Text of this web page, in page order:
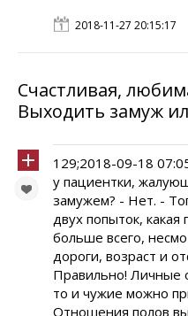
2018-11-27 20:15:17
Счастливая,
Выходить замуж
129;2018-09-18
у пациентки,
замужем? - Нет. -
двух попыток, какая
больше всего,
дороги, возраст и
Правильно! Личные
то и чужие можно
Отношения полов